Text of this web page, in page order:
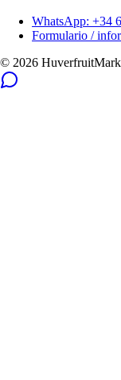
WhatsApp: +34
Formulario /
© 2026